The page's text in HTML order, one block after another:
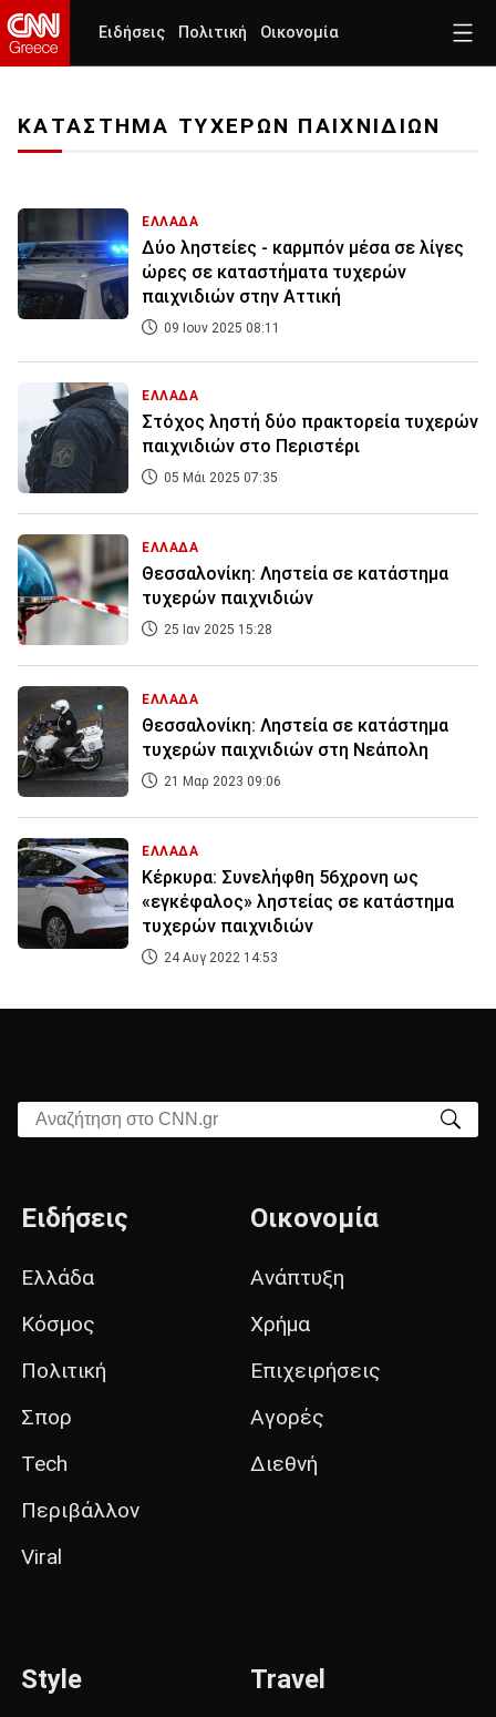
Ειδήσεις Πολιτική Οικονομία
ΚΑΤΑΣΤΗΜΑ ΤΥΧΕΡΩΝ ΠΑΙΧΝΙΔΙΩΝ
ΕΛΛΑΔΑ
Δύο ληστείες - καρμπόν μέσα σε λίγες
ώρες σε καταστήματα τυχερών
παιχνιδιών στην Αττική
09 Ιουν 2025 08:11
ΕΛΛΑΔΑ
Στόχος ληστή δύο πρακτορεία τυχερών
παιχνιδιών στο Περιστέρι
05 Μάι 2025 07:35
ΕΛΛΑΔΑ
Θεσσαλονίκη: Ληστεία σε κατάστημα
τυχερών παιχνιδιών
25 Ιαν 2025 15:28
ΕΛΛΑΔΑ
Θεσσαλονίκη: Ληστεία σε κατάστημα
τυχερών παιχνιδιών στη Νεάπολη
21 Μαρ 2023 09:06
ΕΛΛΑΔΑ
Κέρκυρα: Συνελήφθη 56χρονη ως
«εγκέφαλος» ληστείας σε κατάστημα
τυχερών παιχνιδιών
24 Αυγ 2022 14:53
Αναζήτηση στο CNN.gr
Ειδήσεις
Ελλάδα
Κόσμος
Πολιτική
Σπορ
Tech
Περιβάλλον
Viral
Οικονομία
Ανάπτυξη
Χρήμα
Επιχειρήσεις
Αγορές
Διεθνή
Style Travel